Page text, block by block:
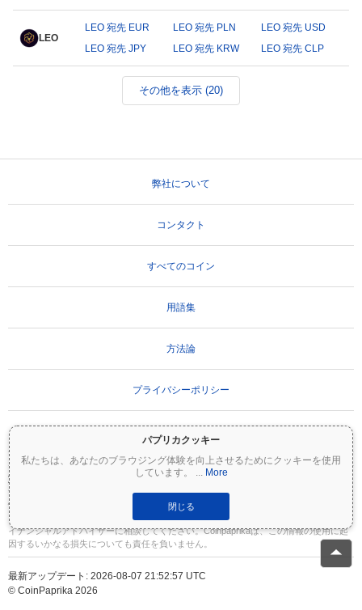
パプリカクッキー
私たちは、あなたのブラウジング体験を向上させるためにクッキーを使用
しています。
... More
閉じる
LEO
LEO 宛先 EUR LEO 宛先 PLN
LEO 宛先 USD
LEO 宛先 JPY
LEO 宛先 KRW LEO 宛先 CLP
その他を表示 (20)
弊社について
コンタクト
すべてのコイン
用語集
方法論
プライバシーポリシー
重要な免責事項：
暗号資産は非常にボラティリティが高く、重大なリスクを伴いま
す。投資額の一部または全額を失う可能性があります。Coinpaprikaのすべての情報は
情報提供のみを目的としており、財務または投資のアドバイスを構成するものではあ
りません。投資判断を行う前に、必ずご自身で調査（DYOR）を行い、資格のあるファ
イナンシャルアドバイザーに相談してください。Coinpaprikaは、この情報の使用に起
因するいかなる損失についても責任を負いません。
最新アップデート: 2026-08-07 21:52:57 UTC
© CoinPaprika 2026